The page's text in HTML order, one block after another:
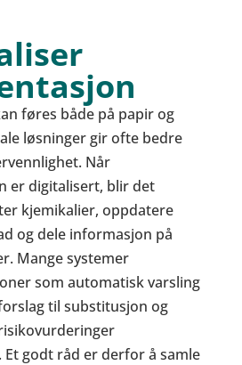
føres både på papir og
løsninger gir ofte bedre
Når
er digitalisert, blir det
kjemikalier, oppdatere
og dele informasjon på
Mange systemer
som automatisk varsling
til substitusjon og
godt råd er derfor å samle